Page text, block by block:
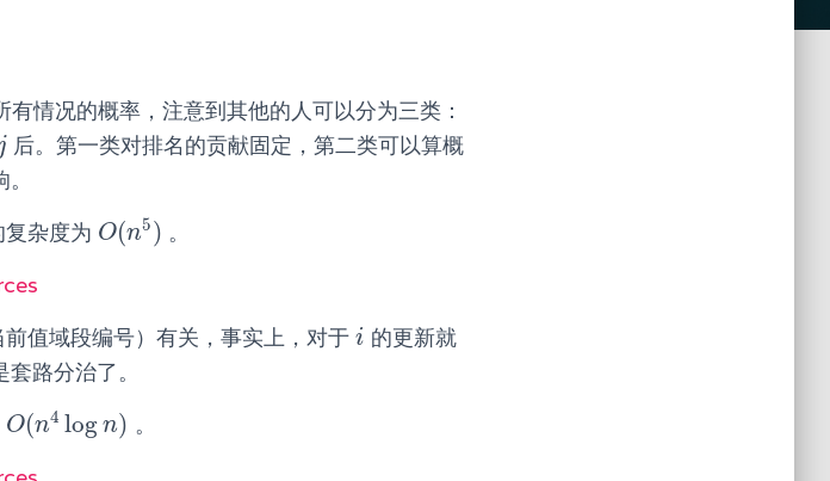
情况的概率，注意到其他的人可以分为三类：
j
j 后。第一类对排名的贡献固定，第二类可以算概
杂度为 O(n5)
O(n5)
。
前值域段编号）有关，事实上，对于i
i 的更新就
路分治了。
O(n4 log n)
O(n4logn)
。